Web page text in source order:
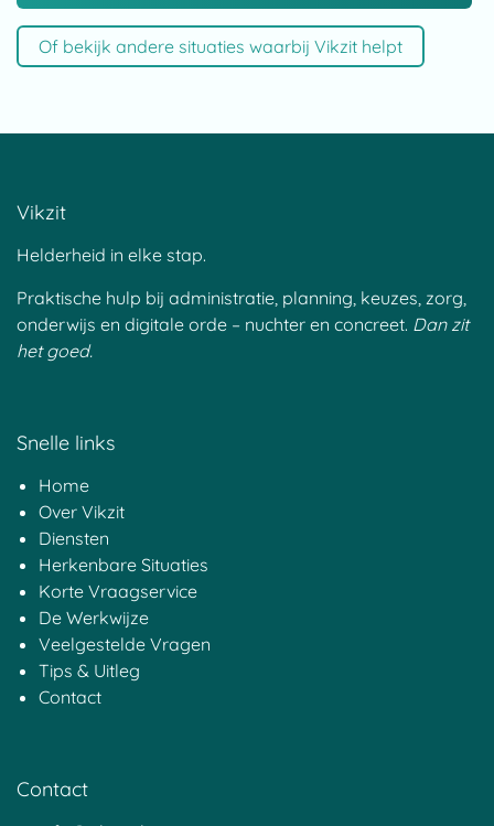
Of bekijk andere situaties waarbij Vikzit helpt
Vikzit
Helderheid in elke stap.
Praktische hulp bij administratie, planning, keuzes, zorg,
onderwijs en digitale orde – nuchter en concreet. Dan zit
het goed.
Snelle links
Home
Over Vikzit
Diensten
Herkenbare Situaties
Korte Vraagservice
De Werkwijze
Veelgestelde Vragen
Tips & Uitleg
Contact
Contact